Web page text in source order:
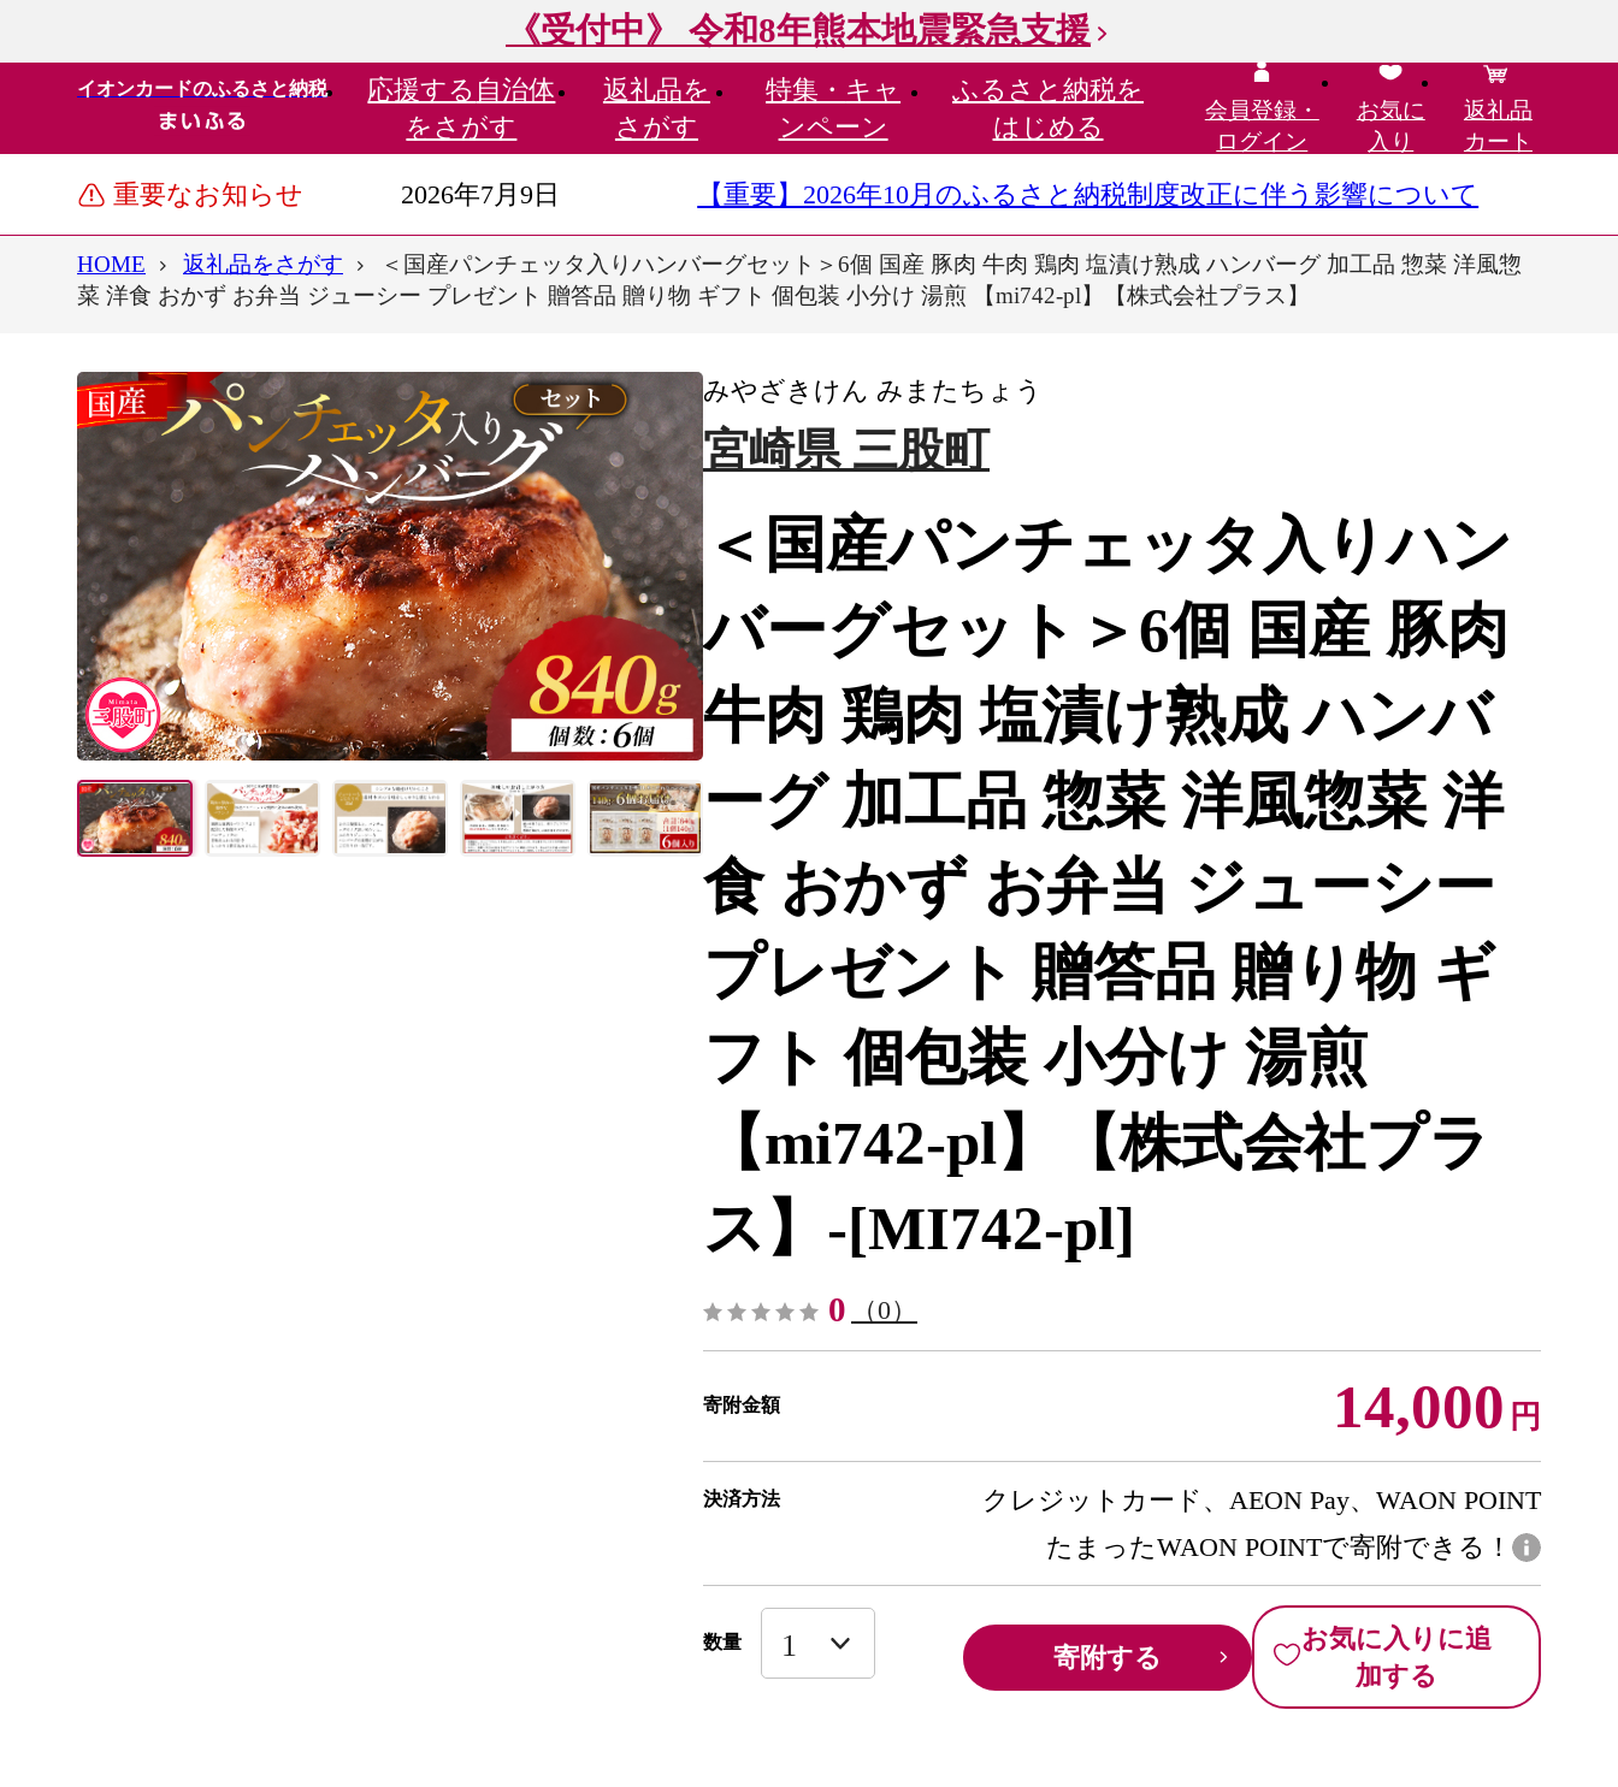
《受付中》 令和8年熊本地震緊急支援
イオンカードのふるさと納税 応援する 自治体
をさがす
返礼品を
さがす
特集・ キャ
ンペーン
ふるさと納税を
はじめる
会員登録・
ログイン
お気に
入り
返礼品
カート
重要なお知らせ 2026年7月9日 【重要】2026年10月のふるさと納税制度改正に伴う影響について
HOME 返礼品をさがす
＜国産パンチェッタ入りハンバーグセット＞6個 国産 豚肉 牛肉 鶏肉 塩漬け熟成 ハンバーグ 加工品 惣菜 洋風惣
菜 洋食 おかず お弁当 ジューシー プレゼント 贈答品 贈り物 ギフト 個包装 小分け 湯煎 【mi742-pl】【株式会社プラス】
みやざきけん みまたちょう
宮崎県 三股町
＜国産パンチェッタ入りハン
バーグセット＞6個 国産 豚肉
牛肉 鶏肉 塩漬け熟成 ハンバ
ーグ 加工品 惣菜 洋風惣菜 洋
食 おかず お弁当 ジューシー
プレゼント 贈答品 贈り物 ギ
フト 個包装 小分け 湯煎
【mi742-pl】【株式会社プラ
ス】-[MI742-pl]
0 （0）
寄附金額 14,000 円
決済方法
クレジットカード、AEON Pay、WAON POINT
たまったWAON POINTで寄附できる！
数量 寄附する
お気に入りに追
加する